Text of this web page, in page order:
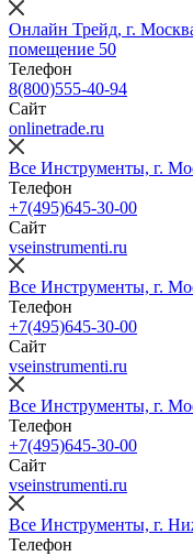
Онлайн Трейд, г.
помещение 50
Телефон
8(800)555-40-94
Сайт
onlinetrade.ru
Все Инструменты, г.
Телефон
+7(495)645-30-00
Сайт
vseinstrumenti.ru
Все Инструменты, г.
Телефон
+7(495)645-30-00
Сайт
vseinstrumenti.ru
Все Инструменты, г.
Телефон
+7(495)645-30-00
Сайт
vseinstrumenti.ru
Все Инструменты, г.
Телефон